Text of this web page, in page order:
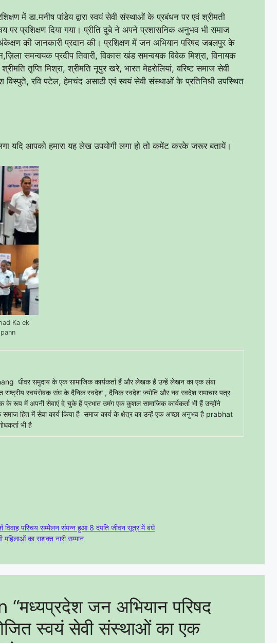
में डा.मनीष पांडेय द्वारा स्वयं सेवी संस्थाओं के प्रबंधन पर एवं श्रीमती
पर प्रशिक्षण दिया गया। प्रीति दुबे ने अपने प्रशासनिक अनुभव भी समाज
की जानकारी प्रदान की। प्रशिक्षण में जन अभियान परिषद जबलपुर के
समन्वयक प्रदीप तिवारी, विकास खंड समन्वयक विवेक मिश्रा, विनायक
तृप्ति मिश्रा, श्रीमति नूपुर खरे, भारत मेहरोलियां, वरिष्ट समाज सेवी
रवि पटेल, हेमचंद असाठी एवं स्वयं सेवी संस्थाओं के प्रतिनिधी उपस्थित
यदि आपको हमारा यह लेख उपयोगी लगा हो तो कमेंट करके जरूर बतायें।
Ka ek
धीवर समुदाय के एक सामाजिक कार्यकर्ता हैं और लेखक हैं उन्हें लेखन का एक लंबा
राष्ट्रीय स्वयंसेवक संघ के दैनिक स्वदेश , दैनिक स्वदेश ज्योति और नव स्वदेश समाचार पत्र
रूप में अपनी सेवाएं दे चुके हैं प्रभात उमंग एक कुशल सामाजिक कार्यकर्ता भी हैं उन्होंने
समाज हित में सेवा कार्य किया है समाज कार्य के क्षेत्र का उन्हें एक अच्छा अनुभव है prabhat
भी है
विवाह परिचय सम्मेलन संपन्न हुआ 8 दंपति जीवन सूत्र में बंधे
महिलाओं का सशक्त नारी सम्मान
जन अभियान परिषद
स्वयं सेवी संस्थाओं का एक